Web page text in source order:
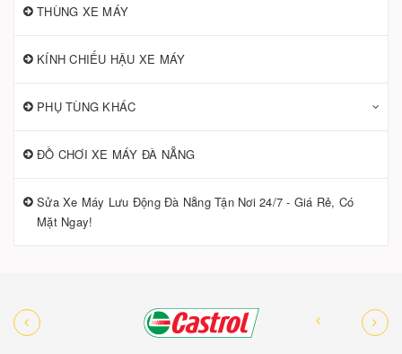
THÙNG XE MÁY
KÍNH CHIẾU HẬU XE MÁY
PHỤ TÙNG KHÁC
ĐỒ CHƠI XE MÁY ĐÀ NẴNG
Sửa Xe Máy Lưu Động Đà Nẵng Tận Nơi 24/7 - Giá Rẻ, Có
Mặt Ngay!